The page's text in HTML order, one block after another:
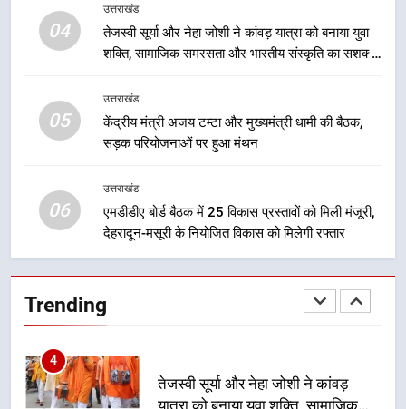
04
उत्तराखंड
तेजस्वी सूर्या और नेहा जोशी ने कांवड़ यात्रा को बनाया युवा
शक्ति, सामाजिक समरसता और भारतीय संस्कृति का सशक्त
05
उत्तराखंड
केंद्रीय मंत्री अजय टम्टा और मुख्यमंत्री धामी की बैठक,
सड़क परियोजनाओं पर हुआ मंथन
06
उत्तराखंड
एमडीडीए बोर्ड बैठक में 25 विकास प्रस्तावों को मिली मंजूरी,
देहरादून-मसूरी के नियोजित विकास को मिलेगी रफ्तार
Trending
मुख्यमंत्री धामी के नेतृत्व में उत्तराखंड के
पारंपरिक हस्तशिल्प और हथकरघा उत्पादों
3
धामी कैबिनेट का फैसला: जल जीवन
की प्रक्रिया होगी और प्रभावी
यात्रा को बनाया युवा शक्ति, सामाजिक
समरसता और भारतीय संस्कृति का सशक्त
5
केंद्रीय मंत्री अजय टम्टा और मुख्यमंत्री